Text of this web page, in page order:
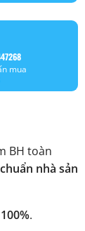
mua
BH toàn
nhà sản
.